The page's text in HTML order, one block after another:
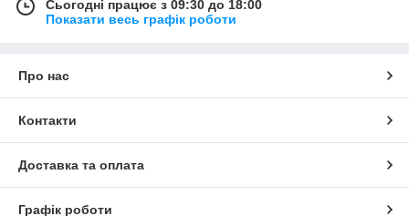
Сьогодні працює з 09:30 до 18:00
Показати весь графік роботи
Про нас
Контакти
Доставка та оплата
Графік роботи